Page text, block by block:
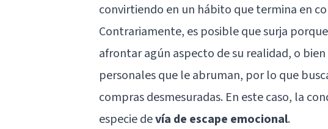
convirtiendo en un hábito que termina en
Contrariamente, es posible que surja
afrontar agún aspecto de su realidad, o
personales que le abruman, por lo que
compras desmesuradas. En este caso, la
especie devía de escape emocional.